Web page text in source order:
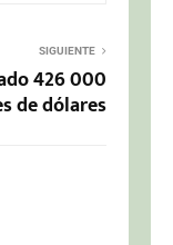
SIGUIENTE
426 000
de dólares